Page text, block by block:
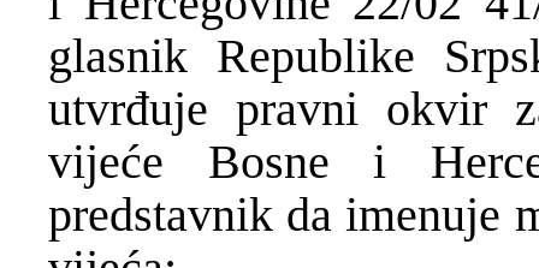
glasnik Republike
utvrđuje pravni okvir
vijeće Bosne i
predstavnik da imenuje